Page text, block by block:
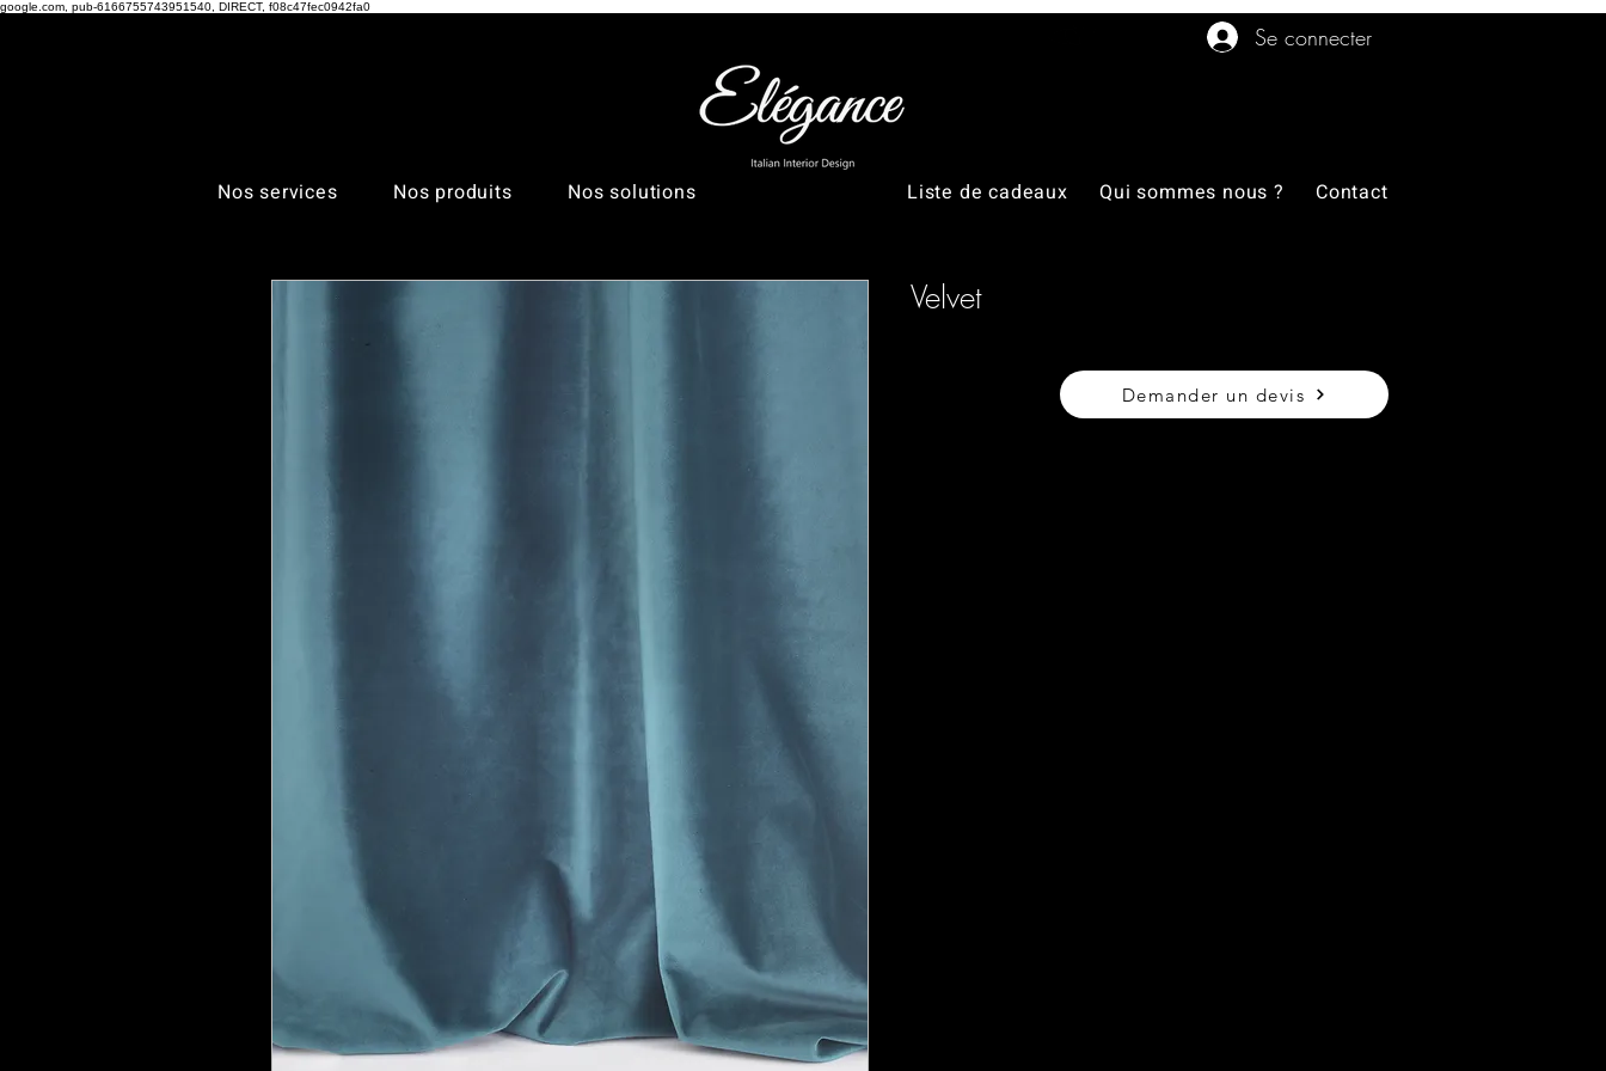
google.com, pub-6166755743951540, DIRECT, f08c47fec0942fa0
Se connecter
Nos services Nos produits Nos solutions Liste de cadeaux Qui sommes nous ? Contact
Velvet
Demander un devis